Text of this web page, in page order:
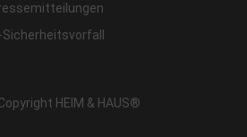
Sicherheitsvorfall
HEIM & HAUS®